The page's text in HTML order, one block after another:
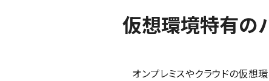
仮想環境特有の
オンプレミスやクラウドの仮想